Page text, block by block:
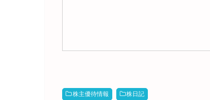
株主優待情報 株日記